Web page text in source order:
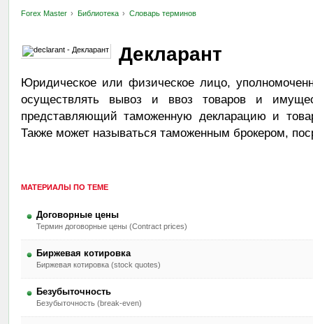
Forex Master Библиотека Словарь терминов
Декларант
Юридическое или физическое лицо,
осуществлять вывоз и ввоз товаров и
представляющий таможенную декларацию и
Также может называться таможенным брокером,
МАТЕРИАЛЫ ПО ТЕМЕ
Договорные цены
Термин договорные цены (Contract prices)
Биржевая котировка
Биржевая котировка (stock quotes)
Безубыточность
Безубыточность (break-even)